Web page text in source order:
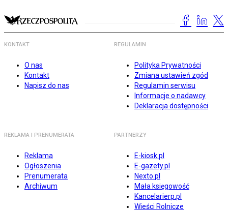
KONTAKT
O nas
Kontakt
Napisz do nas
REGULAMIN
Polityka Prywatności
Zmiana ustawień zgód
Regulamin serwisu
Informacje o nadawcy
Deklaracja dostępności
REKLAMA I PRENUMERATA
Reklama
Ogłoszenia
Prenumerata
Archiwum
PARTNERZY
E-kiosk.pl
E-gazety.pl
Nexto.pl
Mała księgowość
Kancelarierp.pl
Wieści Rolnicze